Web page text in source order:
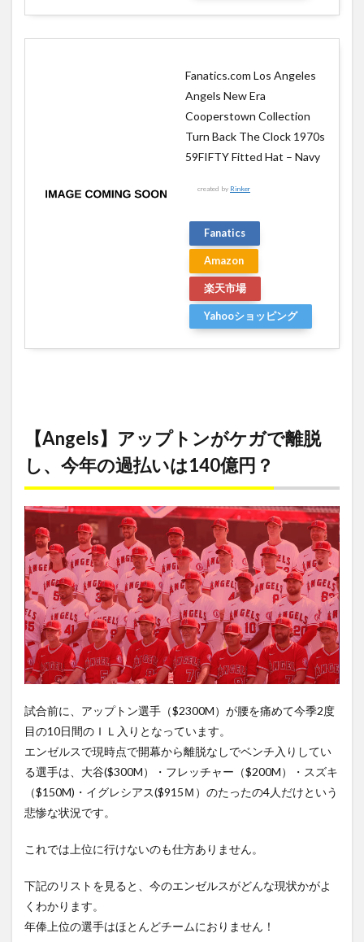
Fanatics.com Los Angeles
Angels New Era
Cooperstown Collection
Turn Back The Clock 1970s
59FIFTY Fitted Hat – Navy
created by Rinker
Fanatics
Amazon
楽天市場
Yahooショッピング
【Angels】アップトンがケガで離脱
し、今年の過払いは140億円？
試合前に、アップトン選手（$2300M）が腰を痛めて今季2度
目の10日間のＩＬ入りとなっています。
エンゼルスで現時点で開幕から離脱なしでベンチ入りしてい
る選手は、大谷($300M）・フレッチャー（$200M）・スズキ
（$150M)・イグレシアス($915Ｍ）のたったの4人だけという
悲惨な状況です。
これでは上位に行けないのも仕方ありません。
下記のリストを見ると、今のエンゼルスがどんな現状かがよ
くわかります。
年俸上位の選手はほとんどチームにおりません！